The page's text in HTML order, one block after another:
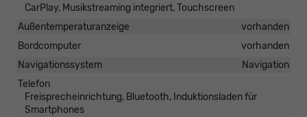
CarPlay, Musikstreaming integriert, Touchscreen
Außentemperaturanzeige
vorhanden
Bordcomputer
vorhanden
Navigationssystem
Navigation
Telefon
Freisprecheinrichtung, Bluetooth, Induktionsladen für
Smartphones